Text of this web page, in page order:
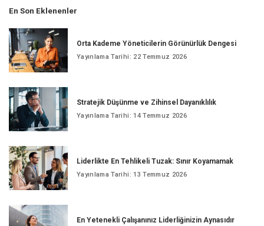
En Son Eklenenler
Orta Kademe Yöneticilerin Görünürlük Dengesi
Yayınlama Tarihi: 22 Temmuz 2026
Stratejik Düşünme ve Zihinsel Dayanıklılık
Yayınlama Tarihi: 14 Temmuz 2026
Liderlikte En Tehlikeli Tuzak: Sınır Koyamamak
Yayınlama Tarihi: 13 Temmuz 2026
En Yetenekli Çalışanınız Liderliğinizin Aynasıdır